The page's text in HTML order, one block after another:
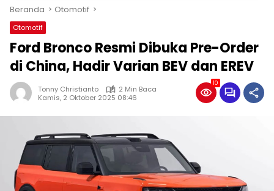
Beranda Otomotif
Otomotif
Ford Bronco Resmi Dibuka Pre-Order
di China, Hadir Varian BEV dan EREV
Tonny Christianto
2 Min Baca
Kamis, 2 Oktober 2025 08:46
10